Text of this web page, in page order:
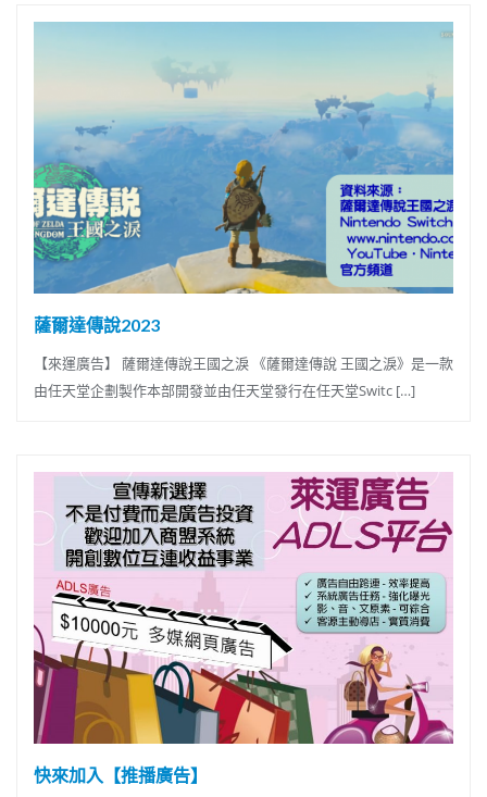
薩爾達傳說2023
【來運廣告】 薩爾達傳說王國之淚 《薩爾達傳說 王國之淚》是一款
由任天堂企劃製作本部開發並由任天堂發行在任天堂Switc […]
快來加入【推播廣告】